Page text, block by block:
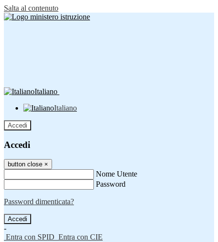
Salta al contenuto
Italiano
Italiano
Accedi
Accedi
button close ×
Nome Utente
Password
Password dimenticata?
-
Entra con SPID Entra con CIE